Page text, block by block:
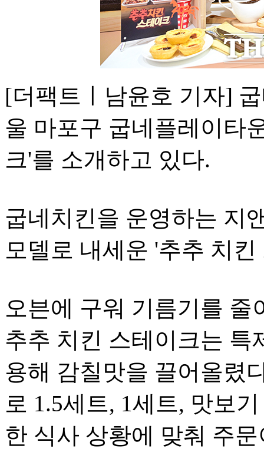
[더팩트ㅣ남윤호 기자]
울 마포구 굽네플레이타
크'를 소개하고 있다.
굽네치킨을 운영하는 지
모델로 내세운 '추추 치
오븐에 구워 기름기를 줄
추추 치킨 스테이크는 특
용해 감칠맛을 끌어올렸
로 1.5세트, 1세트, 맛보
한 식사 상황에 맞춰 주